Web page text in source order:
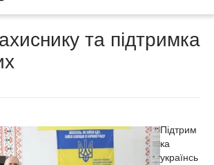
та підтримка
Підтрим
ка
українсь